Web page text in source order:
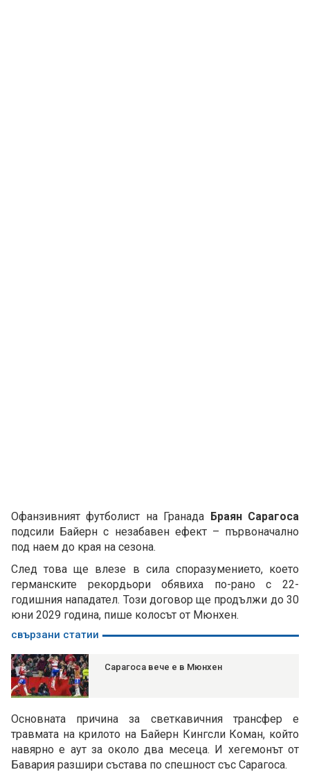
Офанзивният футболист на Гранада Браян Сарагоса
подсили Байерн с незабавен ефект – първоначално
под наем до края на сезона.
След това ще влезе в сила споразумението, което
германските рекордьори обявиха по-рано с 22-
годишния нападател. Този договор ще продължи до 30
юни 2029 година, пише колосът от Мюнхен.
свързани статии
Сарагоса вече е в Мюнхен
Основната причина за светкавичния трансфер е
травмата на крилото на Байерн Кингсли Коман, който
навярно е аут за около два месеца. И хегемонът от
Бавария разшири състава по спешност със Сарагоса.